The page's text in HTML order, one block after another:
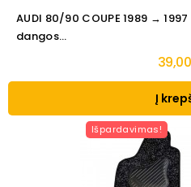
AUDI 80/90 COUPE 1989 →
dangos...
Į
Išpardavimas!